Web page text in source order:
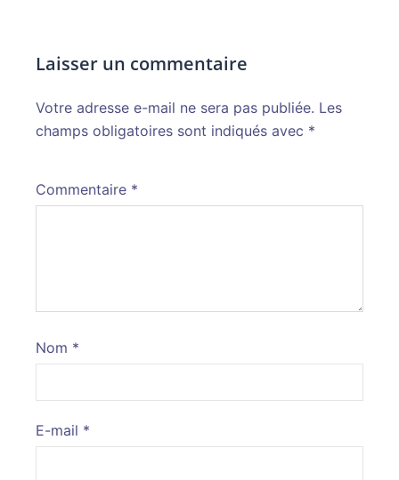
Laisser un commentaire
Votre adresse e-mail ne sera pas publiée. Les
champs obligatoires sont indiqués avec *
Commentaire *
Nom *
E-mail *
Alternative: